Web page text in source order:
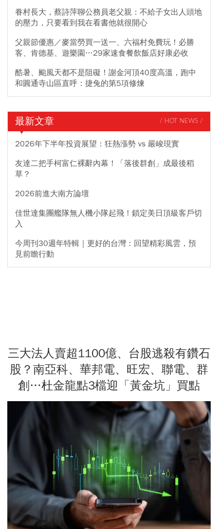
眷村長大，蔡詩萍聊公務員老父親：不給子女出人頭地
的壓力，只要看到我在看書他就很開心
父親節優惠／麥當勞買一送一、六福村免費玩！必勝
客、肯德基、遊樂園…29家速食餐飲飯店好康必收
酷暑、颱風天都不是阻礙！謝金河頂40度高溫，跑中
和圓通寺山區直呼：捷兔的第5項修煉
最新文章 / HOT NEWS /
2026年下半年投資展望：狂熱漲勢 vs 嚴峻現實
友達二把手柯富仁裸辭內幕！「落後群創」成最後稻
草？
2026前進大南方論壇
佳世達集團艦隊無人機小隊起飛！鎖定美日頂級客戶切
入
今周刊30週年特輯｜更好的台灣：回望精彩風雲，預
見前瞻行動
三大法人賣超1100億、台股逃殺有鑽石
股？南亞科、華邦電、旺宏、聯電、群
創…杜金龍點3檔迎「黃金坑」買點